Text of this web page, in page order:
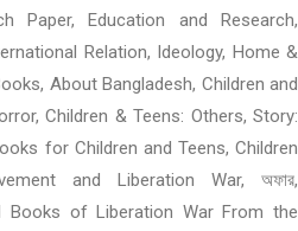
Paper, Education and Research,
Relation, Ideology, Home &
About Bangladesh, Children and
Children & Teens: Others, Story:
for Children and Teens, Children
and Liberation War, অফার,
Books of Liberation War From the